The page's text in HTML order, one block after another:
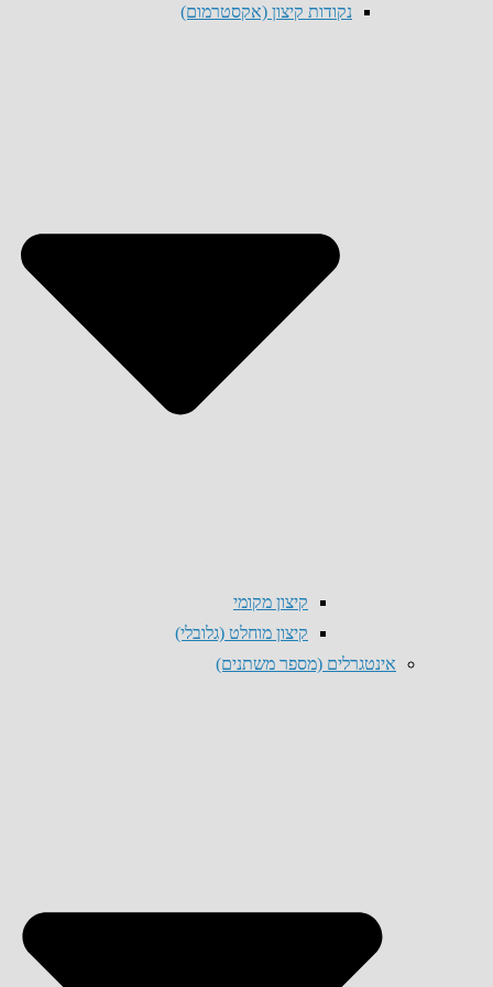
נקודות קיצון (אקסטרמום)
קיצון מקומי
קיצון מוחלט (גלובלי)
אינטגרלים (מספר משתנים)